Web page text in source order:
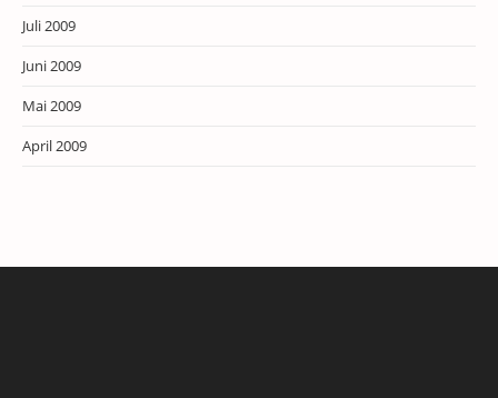
Juli 2009
Juni 2009
Mai 2009
April 2009